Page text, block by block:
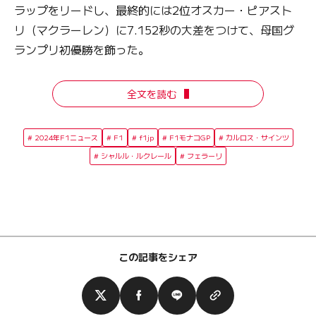
ラップをリードし、最終的には2位オスカー・ピアスト
リ（マクラーレン）に7.152秒の大差をつけて、母国グ
ランプリ初優勝を飾った。
全文を読む
2024年F1ニュース F1 f1jp F1モナコGP
カルロス・サインツ
シャルル・ルクレール
フェラーリ
この記事をシェア